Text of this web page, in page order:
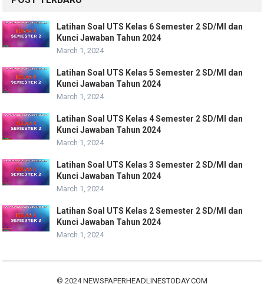
Latihan Soal UTS Kelas 6 Semester 2 SD/MI dan
Kunci Jawaban Tahun 2024
March 1, 2024
Latihan Soal UTS Kelas 5 Semester 2 SD/MI dan
Kunci Jawaban Tahun 2024
March 1, 2024
Latihan Soal UTS Kelas 4 Semester 2 SD/MI dan
Kunci Jawaban Tahun 2024
March 1, 2024
Latihan Soal UTS Kelas 3 Semester 2 SD/MI dan
Kunci Jawaban Tahun 2024
March 1, 2024
Latihan Soal UTS Kelas 2 Semester 2 SD/MI dan
Kunci Jawaban Tahun 2024
March 1, 2024
© 2024NEWSPAPERHEADLINESTODAY.COM